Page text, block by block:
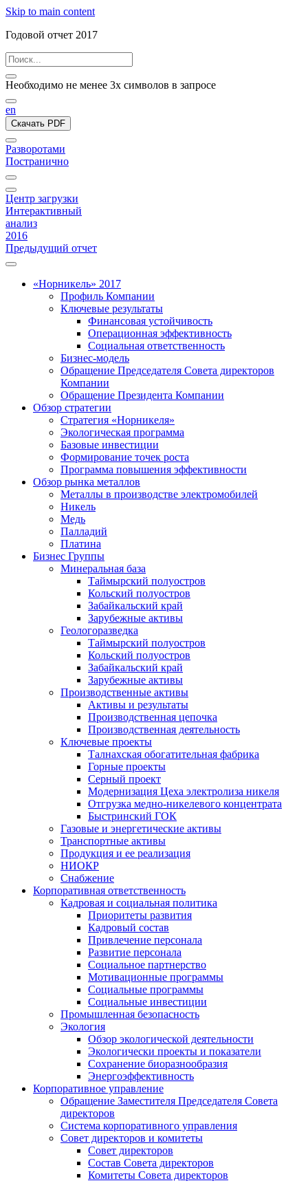
Skip to main content
Годовой отчет 2017
Необходимо не менее 3х символов в запросе
en
Скачать PDF
Разворотами
Постранично
Центр загрузки
Интерактивный
анализ
2016
Предыдущий отчет
«Норникель» 2017
Профиль Компании
Ключевые результаты
Финансовая устойчивость
Операционная эффективность
Социальная ответственность
Бизнес-модель
Обращение Председателя Совета директоров
Компании
Обращение Президента Компании
Обзор стратегии
Стратегия «Норникеля»
Экологическая программа
Базовые инвестиции
Формирование точек роста
Программа повышения эффективности
Обзор рынка металлов
Металлы в производстве электромобилей
Никель
Медь
Палладий
Платина
Бизнес Группы
Минеральная база
Таймырский полуостров
Кольский полуостров
Забайкальский край
Зарубежные активы
Геологоразведка
Таймырский полуостров
Кольский полуостров
Забайкальский край
Зарубежные активы
Производственные активы
Активы и результаты
Производственная цепочка
Производственная деятельность
Ключевые проекты
Талнахская обогатительная фабрика
Горные проекты
Серный проект
Модернизация Цеха электролиза никеля
Отгрузка медно-никелевого концентрата
Быстринский ГОК
Газовые и энергетические активы
Транспортные активы
Продукция и ее реализация
НИОКР
Снабжение
Корпоративная ответственность
Кадровая и социальная политика
Приоритеты развития
Кадровый состав
Привлечение персонала
Развитие персонала
Социальное партнерство
Мотивационные программы
Социальные программы
Социальные инвестиции
Промышленная безопасность
Экология
Обзор экологической деятельности
Экологически проекты и показатели
Сохранение биоразнообразия
Энергоэффективность
Корпоративное управление
Обращение Заместителя Председателя Совета
директоров
Система корпоративного управления
Совет директоров и комитеты
Совет директоров
Состав Совета директоров
Комитеты Совета директоров